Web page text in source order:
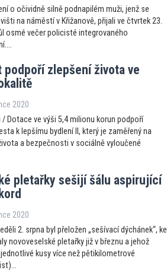
o očividně silně podnapilém muži, jenž se
na náměstí v Křižanově, přijali ve čtvrtek 23.
osmé večer policisté integrovaného
podpoří zlepšení života ve
2020
Dotace ve výši 5,4 milionu korun podpoří
k lepšímu bydlení II, který je zaměřený na
a bezpečnosti v sociálně vyloučené
pletařky sešijí šálu aspirující
2020
2. srpna byl přeložen „sešívací dýchánek“, ke
novoveselské pletařky již v březnu a jehož
kusy více než pětikilometrové